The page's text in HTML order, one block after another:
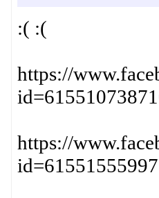
:( :(
https://
https://